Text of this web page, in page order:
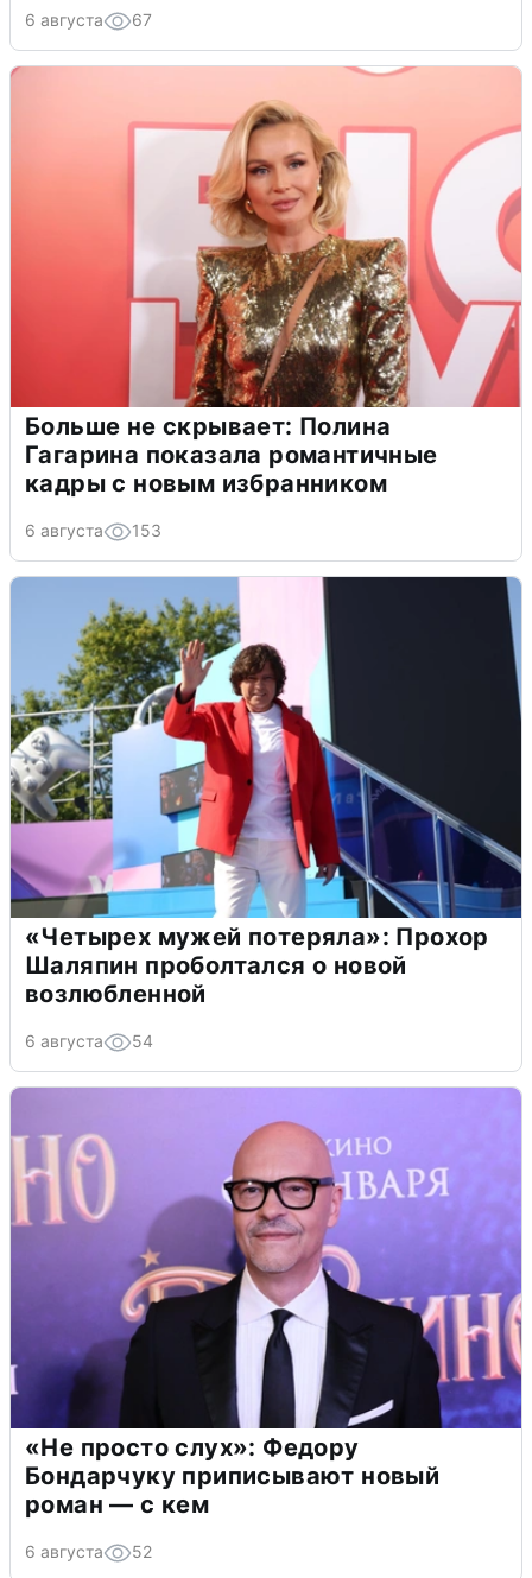
6 августа 67
Больше не скрывает: Полина
Гагарина показала романтичные
кадры с новым избранником
6 августа 153
«Четырех мужей потеряла»: Прохор
Шаляпин проболтался о новой
возлюбленной
6 августа 54
«Не просто слух»: Федору
Бондарчуку приписывают новый
роман — с кем
6 августа 52